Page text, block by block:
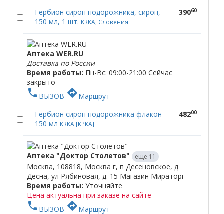
Гербион сироп подорожника, сироп,
150 мл, 1 шт. KRKA, Словения
39060
Аптека WER.RU
Доставка по России
Время работы: Пн-Вс: 09:00-21:00 Сейчас
закрыто
phone ВЫЗОВ directionsМаршрут
Гербион сироп подорожника флакон
150 мл KRKA [КРКА]
48200
Аптека "Доктор Столетов" еще 11
Москва, 108818, Москва г, п Десеновское, д
Десна, ул Рябиновая, д. 15 Магазин Мираторг
Время работы: Уточняйте
Цена актуальна при заказе на сайте
phone ВЫЗОВ directionsМаршрут